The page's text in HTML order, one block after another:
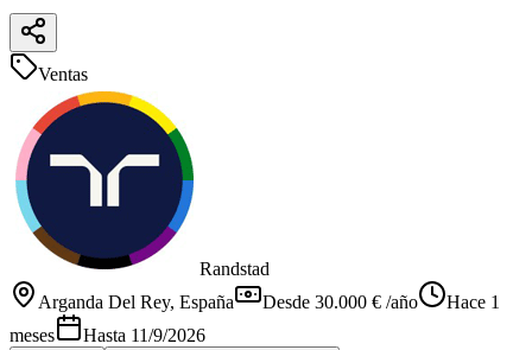
Ventas
Randstad
Arganda Del Rey, España Desde 30.000 € /año
Hace 1
meses
Hasta 11/9/2026